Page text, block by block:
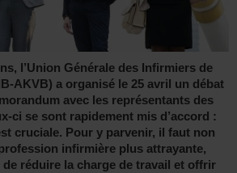
l’Union Générale des Infirmiers de
AKVB) a organisé le 25 avril un débat
avec les représentants des
ci se sont rapidement mis d’accord :
cruciale. Pour y parvenir, il faut non
infirmière plus attrayante,
de réduire la charge de travail et offrir